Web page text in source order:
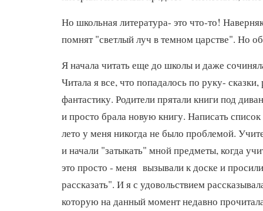
Но школьная литература- это что-то!
помнят "светлый луч в темном царстве". Но
Я начала читать еще до школы и даже
Читала я все, что попадалось по руку- сказки,
фантастику. Родители прятали книги под
и просто брала новую книгу. Написать
лето у меня никогда не было проблемой.
и начали "затыкать" мной предметы, когда
это просто - меня вызывали к доске и
рассказать". И я с удовольствием
которую на данный момент недавно